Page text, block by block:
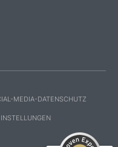
MEDIA-DATENSCHUTZ